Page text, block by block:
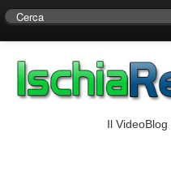
Centro di Ricerche Storiche
Il